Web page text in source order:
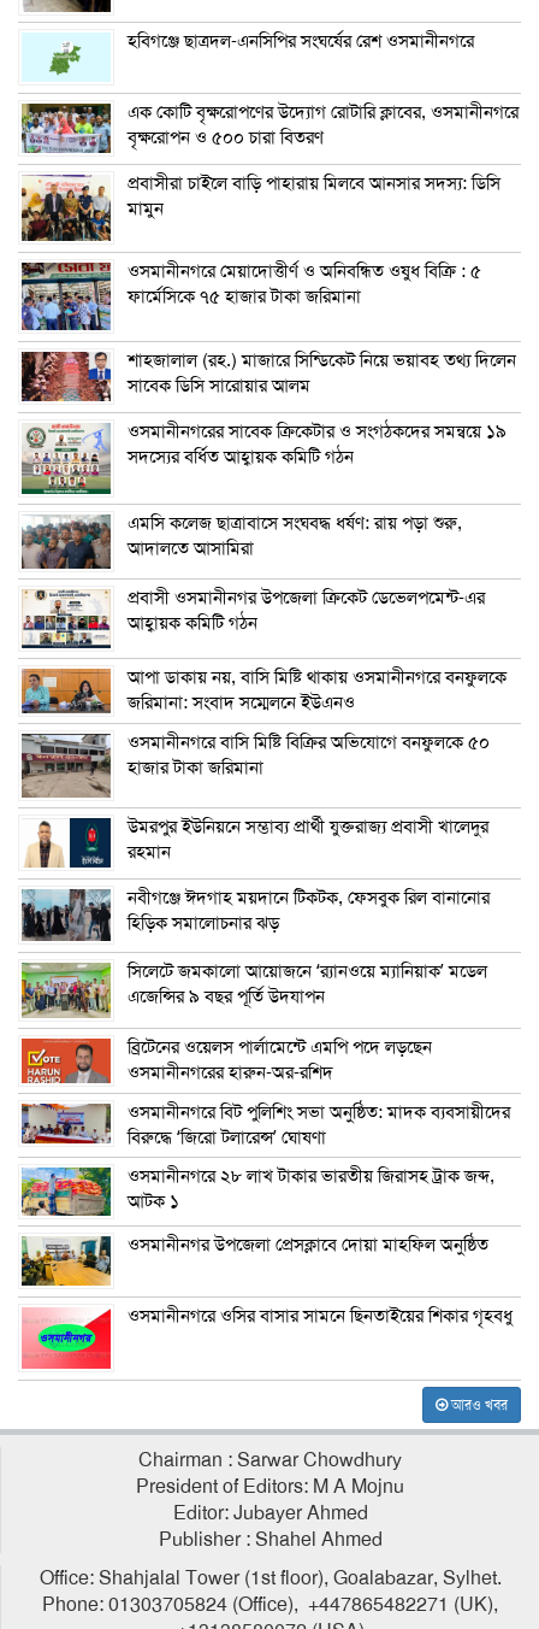
হবিগঞ্জে ছাত্রদল-এনসিপির সংঘর্ষের রেশ ওসমানীনগরে
এক কোটি বৃক্ষরোপণের উদ্যোগ রোটারি ক্লাবের, ওসমানীনগরে
বৃক্ষরোপন ও ৫০০ চারা বিতরণ
প্রবাসীরা চাইলে বাড়ি পাহারায় মিলবে আনসার সদস্য: ডিসি
মামুন
ওসমানীনগরে মেয়াদোত্তীর্ণ ও অনিবন্ধিত ওষুধ বিক্রি : ৫
ফার্মেসিকে ৭৫ হাজার টাকা জরিমানা
শাহজালাল (রহ.) মাজারে সিন্ডিকেট নিয়ে ভয়াবহ তথ্য দিলেন
সাবেক ডিসি সারোয়ার আলম
ওসমানীনগরের সাবেক ক্রিকেটার ও সংগঠকদের সমন্বয়ে ১৯
সদস্যের বর্ধিত আহ্বায়ক কমিটি গঠন
এম‌সি কলেজ ছাত্রাবাসে সংঘবদ্ধ ধর্ষণ: রায় পড়া শুরু,
আদালতে আসামিরা
প্রবাসী ওসমানীনগর উপজেলা ক্রিকেট ডেভেলপমেন্ট-এর
আহ্বায়ক কমিটি গঠন
আপা ডাকায় নয়, বাসি মিষ্টি থাকায় ওসমানীনগরে বনফুলকে
জরিমানা: সংবাদ সম্মেলনে ইউএনও
ওসমানীনগরে বাসি মিষ্টি বিক্রির অভিযোগে বনফুলকে ৫০
হাজার টাকা জরিমানা
উমরপুর ইউনিয়নে সম্ভাব্য প্রার্থী যুক্তরাজ্য প্রবাসী খালেদুর
রহমান
নবীগঞ্জে ঈদগাহ ময়দানে টিকটক, ফেসবুক রিল বানানোর
হিড়িক সমালোচনার ঝড়
সিলেটে জমকালো আয়োজনে ‘র‍্যানওয়ে ম্যানিয়াক’ মডেল
এজেন্সির ৯ বছর পূর্তি উদযাপন
ব্রিটেনের ওয়েলস পার্লামেন্টে এমপি পদে লড়ছেন
ওসমানীনগরের হারুন-অর-রশিদ
ওসমানীনগরে বিট পুলিশিং সভা অনুষ্ঠিত: মাদক ব্যবসায়ীদের
বিরুদ্ধে ‘জিরো টলারেন্স’ ঘোষণা
ওসমানীনগরে ২৮ লাখ টাকার ভারতীয় জিরাসহ ট্রাক জব্দ,
আটক ১
ওসমানীনগর উপজেলা প্রেসক্লাবে দোয়া মাহফিল অনুষ্ঠিত
ওসমানীনগরে ওসির বাসার সামনে ছিনতাইয়ের শিকার গৃহবধু
আরও খবর
Chairman : Sarwar Chowdhury
President of Editors: M A Mojnu
Editor: Jubayer Ahmed
Publisher : Shahel Ahmed
Office: Shahjalal Tower (1st floor), Goalabazar, Sylhet.
Phone: 01303705824 (Office), +447865482271 (UK),